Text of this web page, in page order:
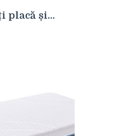
placă și...